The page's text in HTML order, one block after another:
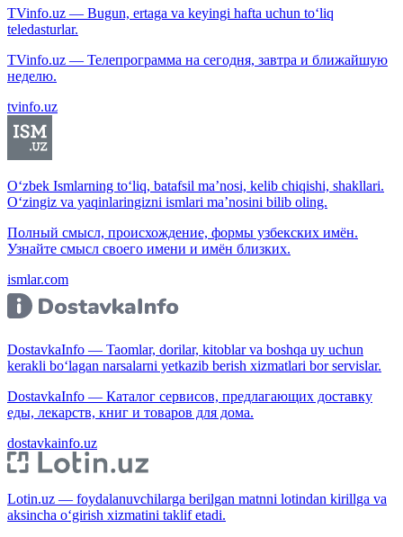
TVinfo.uz — Bugun, ertaga va keyingi hafta uchun to‘liq
teledasturlar.
TVinfo.uz — Телепрограмма на сегодня, завтра и ближайшую
неделю.
tvinfo.uz
O‘zbek Ismlarning to‘liq, batafsil ma’nosi, kelib chiqishi, shakllari.
O‘zingiz va yaqinlaringizni ismlari ma’nosini bilib oling.
Полный смысл, происхождение, формы узбекских имён.
Узнайте смысл своего имени и имён близких.
ismlar.com
DostavkaInfo — Taomlar, dorilar, kitoblar va boshqa uy uchun
kerakli bo‘lagan narsalarni yetkazib berish xizmatlari bor servislar.
DostavkaInfo — Каталог сервисов, предлагающих доставку
еды, лекарств, книг и товаров для дома.
dostavkainfo.uz
Lotin.uz — foydalanuvchilarga berilgan matnni lotindan kirillga va
aksincha o‘girish xizmatini taklif etadi.